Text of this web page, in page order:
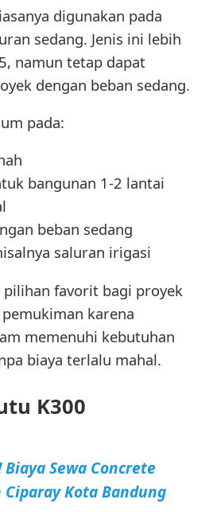
digunakan pada
sedang. Jenis ini lebih
namun tetap dapat
dengan beban sedang.
pada:
bangunan 1-2 lantai
beban sedang
saluran irigasi
favorit bagi proyek
karena
memenuhi kebutuhan
biaya terlalu mahal.
K300
Biaya Sewa Concrete
Kota Bandung